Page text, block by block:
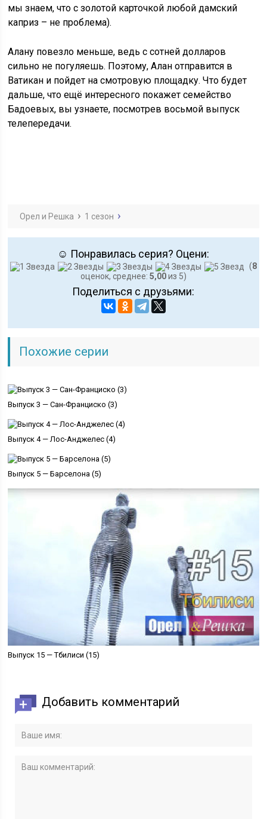
мы знаем, что с золотой карточкой любой дамский
каприз – не проблема).
Алану повезло меньше, ведь с сотней долларов
сильно не погуляешь. Поэтому, Алан отправится в
Ватикан и пойдет на смотровую площадку. Что будет
дальше, что ещё интересного покажет семейство
Бадоевых, вы узнаете, посмотрев восьмой выпуск
телепередачи.
Орел и Решка 1 сезон
☺ Понравилась серия? Оцени:
(8
оценок, среднее: 5,00из 5)
Поделиться с друзьями:
Похожие серии
Выпуск 3 — Сан-Франциско (3)
Выпуск 4 — Лос-Анджелес (4)
Выпуск 5 — Барселона (5)
Выпуск 15 — Тбилиси (15)
Добавить комментарий